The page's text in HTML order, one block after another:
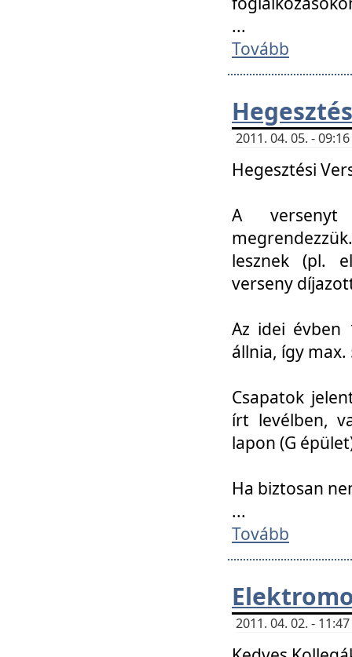
...
Tovább
2011. 04. 05. -
Hegesztési
A versenyt
lesznek (pl.
verseny
Az idei évben
állnia, így
Csapatok
írt levélben,
lapon (G
Ha biztosan
...
Tovább
2011. 04. 02. -